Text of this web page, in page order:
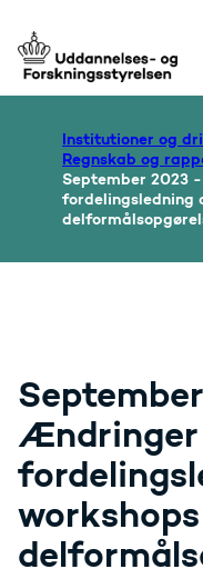
Gå til forsiden
Institutioner og
Regnskab og
September 2023
fordelingsledning
Ændringer